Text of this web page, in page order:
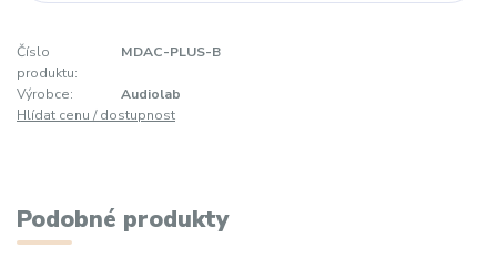
Číslo
produktu:
MDAC-PLUS-B
Výrobce:
Audiolab
Hlídat cenu / dostupnost
Podobné produkty